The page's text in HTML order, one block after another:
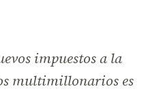
impuestos a la
multimillonarios es